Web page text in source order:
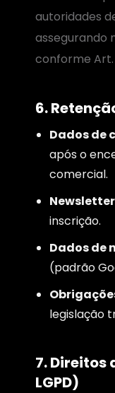
autoridades
assegurando
conforme Art.
6.
Dados de
após o
comercial.
inscrição.
Dados de
(padrão
legislação
7. Direitos
LGPD)